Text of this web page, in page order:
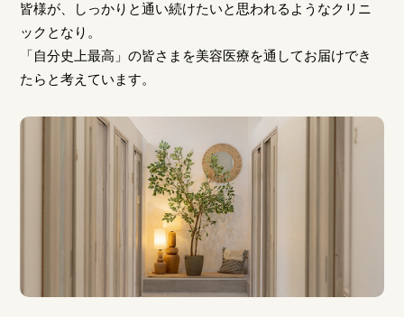
皆様が、しっかりと通い続けたいと思われるようなクリニ
ックとなり。
「自分史上最高」の皆さまを美容医療を通してお届けでき
たらと考えています。